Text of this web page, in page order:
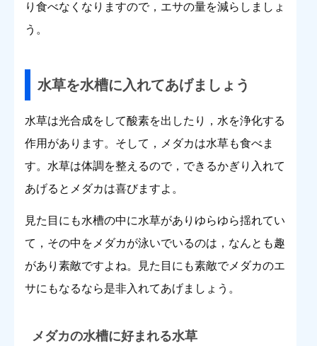
り食べなくなりますので，エサの量を減らしましょ
う。
水草を水槽に入れてあげましょう
水草は光合成をして酸素を出したり，水を浄化する
作用があります。そして，メダカは水草も食べま
す。水草は体調を整えるので，できるかぎり入れて
あげるとメダカは喜びますよ。
見た目にも水槽の中に水草がありゆらゆら揺れてい
て，その中をメダカが泳いでいるのは，なんとも趣
があり素敵ですよね。見た目にも素敵でメダカのエ
サにもなるなら是非入れてあげましょう。
メダカの水槽に好まれる水草